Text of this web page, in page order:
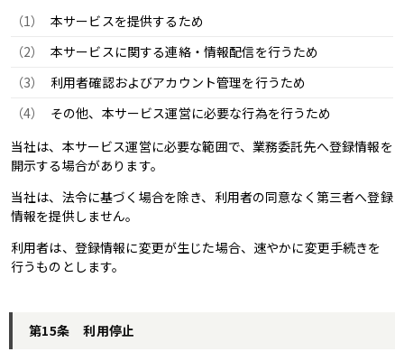
本サービスを提供するため
本サービスに関する連絡・情報配信を行うため
利用者確認およびアカウント管理を行うため
その他、本サービス運営に必要な行為を行うため
当社は、本サービス運営に必要な範囲で、業務委託先へ登録情報を
開示する場合があります。
当社は、法令に基づく場合を除き、利用者の同意なく第三者へ登録
情報を提供しません。
利用者は、登録情報に変更が生じた場合、速やかに変更手続きを
行うものとします。
第15条 利用停止